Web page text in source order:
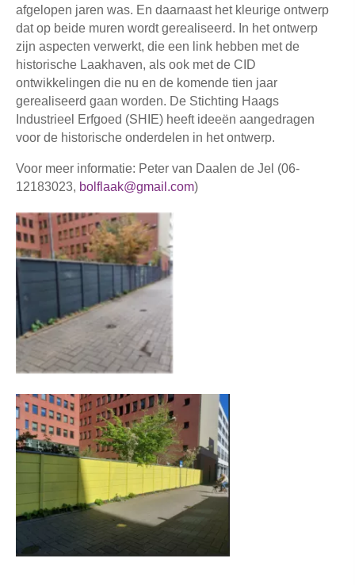
afgelopen jaren was. En daarnaast het kleurige ontwerp
dat op beide muren wordt gerealiseerd. In het ontwerp
zijn aspecten verwerkt, die een link hebben met de
historische Laakhaven, als ook met de CID
ontwikkelingen die nu en de komende tien jaar
gerealiseerd gaan worden. De Stichting Haags
Industrieel Erfgoed (SHIE) heeft ideeën aangedragen
voor de historische onderdelen in het ontwerp.
Voor meer informatie: Peter van Daalen de Jel (06-
12183023, bolflaak@gmail.com)